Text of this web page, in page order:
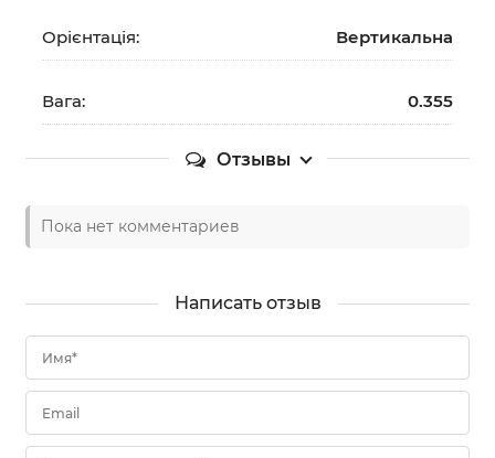
Орієнтація: Вертикальна
Вага: 0.355
Отзывы
Пока нет комментариев
Написать отзыв
Имя*
Email